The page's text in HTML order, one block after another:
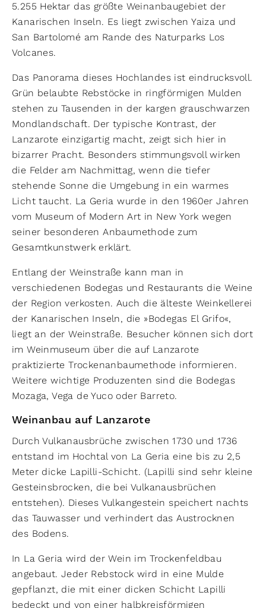
5.255 Hektar das größte Weinanbaugebiet der
Kanarischen Inseln. Es liegt zwischen Yaiza und
San Bartolomé am Rande des Naturparks Los
Volcanes.
Das Panorama dieses Hochlandes ist eindrucksvoll.
Grün belaubte Rebstöcke in ringförmigen Mulden
stehen zu Tausenden in der kargen grauschwarzen
Mondlandschaft. Der typische Kontrast, der
Lanzarote einzigartig macht, zeigt sich hier in
bizarrer Pracht. Besonders stimmungsvoll wirken
die Felder am Nachmittag, wenn die tiefer
stehende Sonne die Umgebung in ein warmes
Licht taucht. La Geria wurde in den 1960er Jahren
vom Museum of Modern Art in New York wegen
seiner besonderen Anbaumethode zum
Gesamtkunstwerk erklärt.
Entlang der Weinstraße kann man in
verschiedenen Bodegas und Restaurants die Weine
der Region verkosten. Auch die älteste Weinkellerei
der Kanarischen Inseln, die »Bodegas El Grifo«,
liegt an der Weinstraße. Besucher können sich dort
im Weinmuseum über die auf Lanzarote
praktizierte Trockenanbaumethode informieren.
Weitere wichtige Produzenten sind die Bodegas
Mozaga, Vega de Yuco oder Barreto.
Weinanbau auf Lanzarote
Durch Vulkanausbrüche zwischen 1730 und 1736
entstand im Hochtal von La Geria eine bis zu 2,5
Meter dicke Lapilli-Schicht. (Lapilli sind sehr kleine
Gesteinsbrocken, die bei Vulkanausbrüchen
entstehen). Dieses Vulkangestein speichert nachts
das Tauwasser und verhindert das Austrocknen
des Bodens.
In La Geria wird der Wein im Trockenfeldbau
angebaut. Jeder Rebstock wird in eine Mulde
gepflanzt, die mit einer dicken Schicht Lapilli
bedeckt und von einer halbkreisförmigen